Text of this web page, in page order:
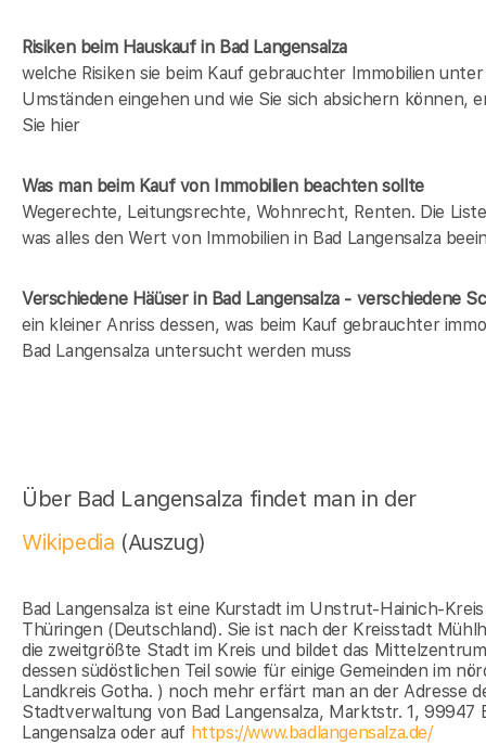
Risiken beim Hauskaufin Bad Langensalza
welche Risiken sie beim Kauf gebrauchter Immobilien unter
Umständen eingehen und wie Sie sich absichern können,
Sie hier
Was man beim Kauf von Immobilien beachten sollte
Wegerechte, Leitungsrechte, Wohnrecht, Renten. Die
was alles den Wert von Immobilien in Bad Langensalza
Verschiedene Häüser in Bad Langensalza - verschiedene
ein kleiner Anriss dessen, was beim Kauf gebrauchter
Bad Langensalza untersucht werden muss
Über Bad Langensalza findet man in der
Wikipedia (Auszug)
Bad Langensalza ist eine Kurstadt im Unstrut-Hainich-
Thüringen (Deutschland). Sie ist nach der Kreisstadt
die zweitgrößte Stadt im Kreis und bildet das
dessen südöstlichen Teil sowie für einige Gemeinden im
Landkreis Gotha. ) noch mehr erfärt man an der Adresse
Stadtverwaltung von Bad Langensalza, Marktstr. 1, 99947
Langensalza oder auf https://www.badlangensalza.de/